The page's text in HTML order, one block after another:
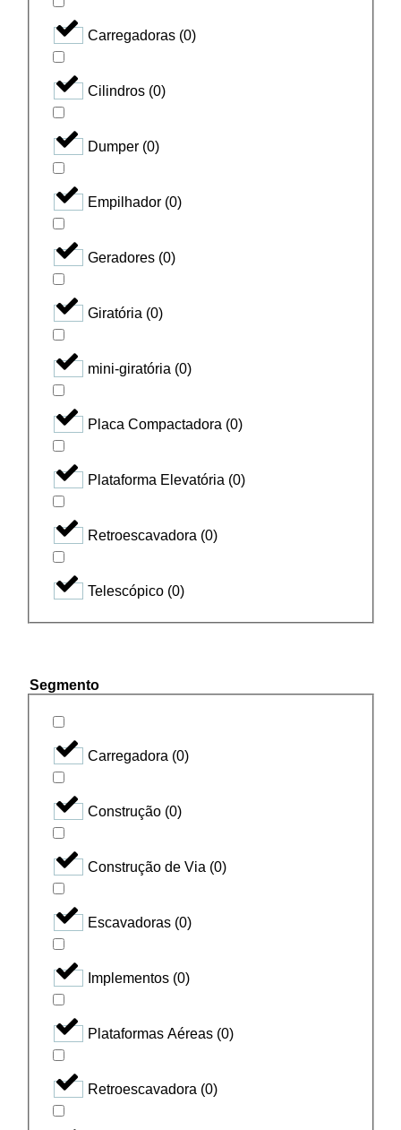
Carregadoras (0)
Cilindros (0)
Dumper (0)
Empilhador (0)
Geradores (0)
Giratória (0)
mini-giratória (0)
Placa Compactadora (0)
Plataforma Elevatória (0)
Retroescavadora (0)
Telescópico (0)
Segmento
Carregadora (0)
Construção (0)
Construção de Via (0)
Escavadoras (0)
Implementos (0)
Plataformas Aéreas (0)
Retroescavadora (0)